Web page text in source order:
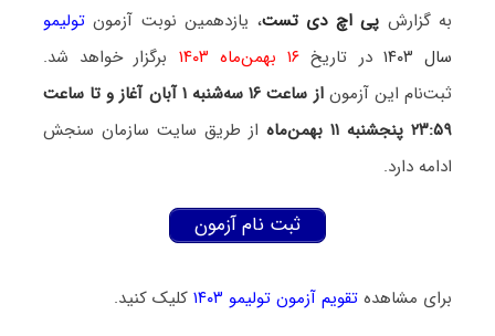
به گزارش پی اچ دی تست، یازدهمین نوبت آزمونتولیمو
سال ۱۴۰۳
در تاریخ ۱۶ بهمن‌ماه ۱۴۰۳
برگزار خواهد شد.
ثبت‌نام این آزمون
از ساعت ۱۶ سه‌شنبه ۱ آبان آغاز و تا ساعت
۲۳:۵۹ پنجشنبه ۱۱ بهمن‌ماه
از طریق سایت سازمان سنجش
ادامه دارد.
ثبت نام آزمون
برای مشاهده تقویم آزمون تولیمو ۱۴۰۳ کلیک کنید.